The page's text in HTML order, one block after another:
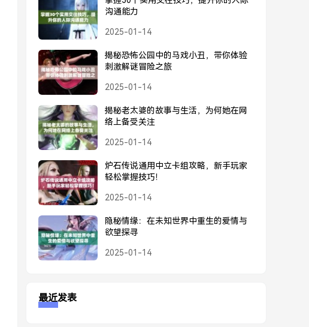
沟通能力
2025-01-14
揭秘恐怖公园中的马戏小丑，带你体验
刺激解谜冒险之旅
2025-01-14
揭秘老太婆的故事与生活，为何她在网
络上备受关注
2025-01-14
炉石传说通用中立卡组攻略，新手玩家
轻松掌握技巧！
2025-01-14
隐秘情缘：在未知世界中重生的爱情与
欲望探寻
2025-01-14
最近发表